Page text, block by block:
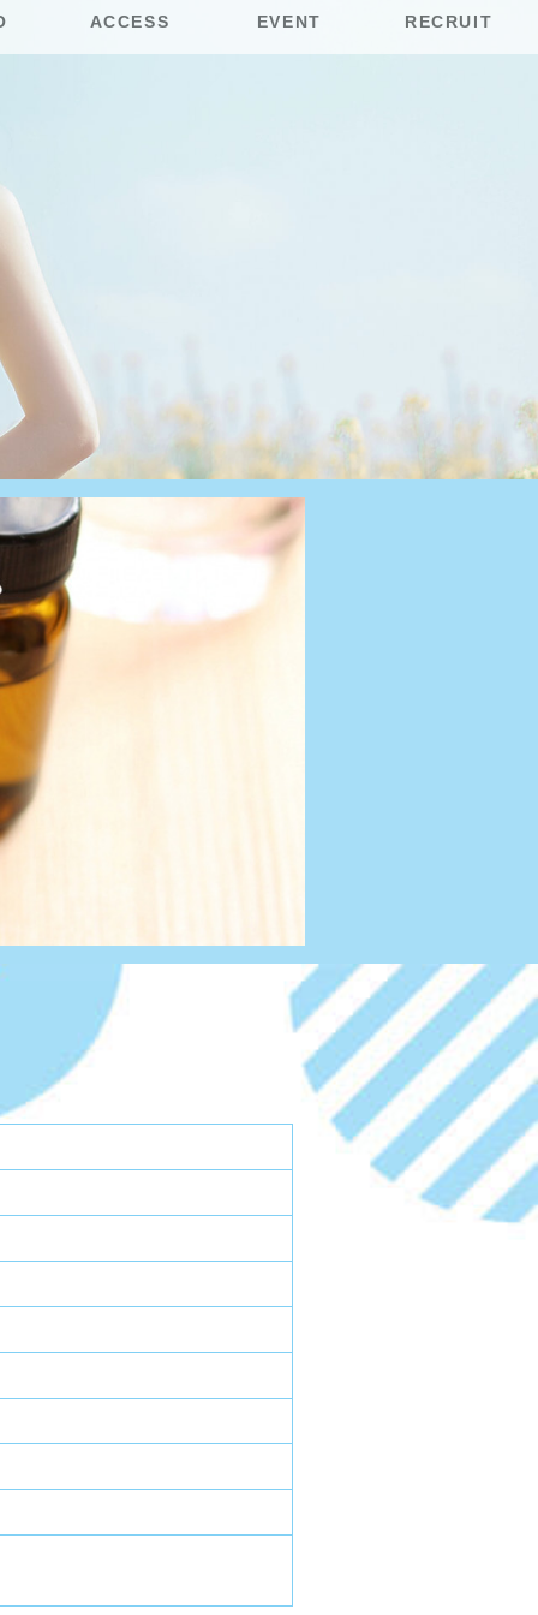
ACCESS EVENT RECRUIT